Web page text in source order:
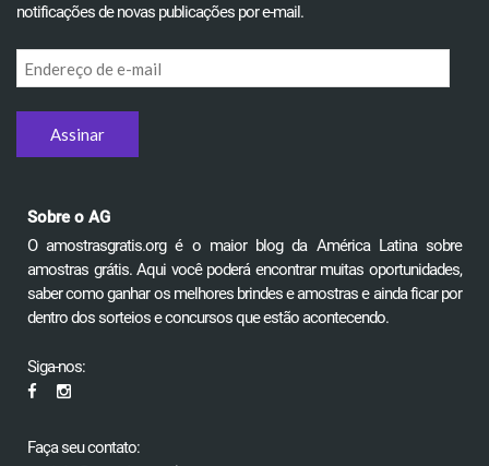
notificações de novas publicações por e-mail.
Endereço
de
e-
Sobre o AG
O amostrasgratis.org é o maior blog da América Latina sobre
amostras grátis. Aqui você poderá encontrar muitas oportunidades,
saber como ganhar os melhores brindes e amostras e ainda ficar por
dentro dos sorteios e concursos que estão acontecendo.
Siga-nos:
Faça seu contato: